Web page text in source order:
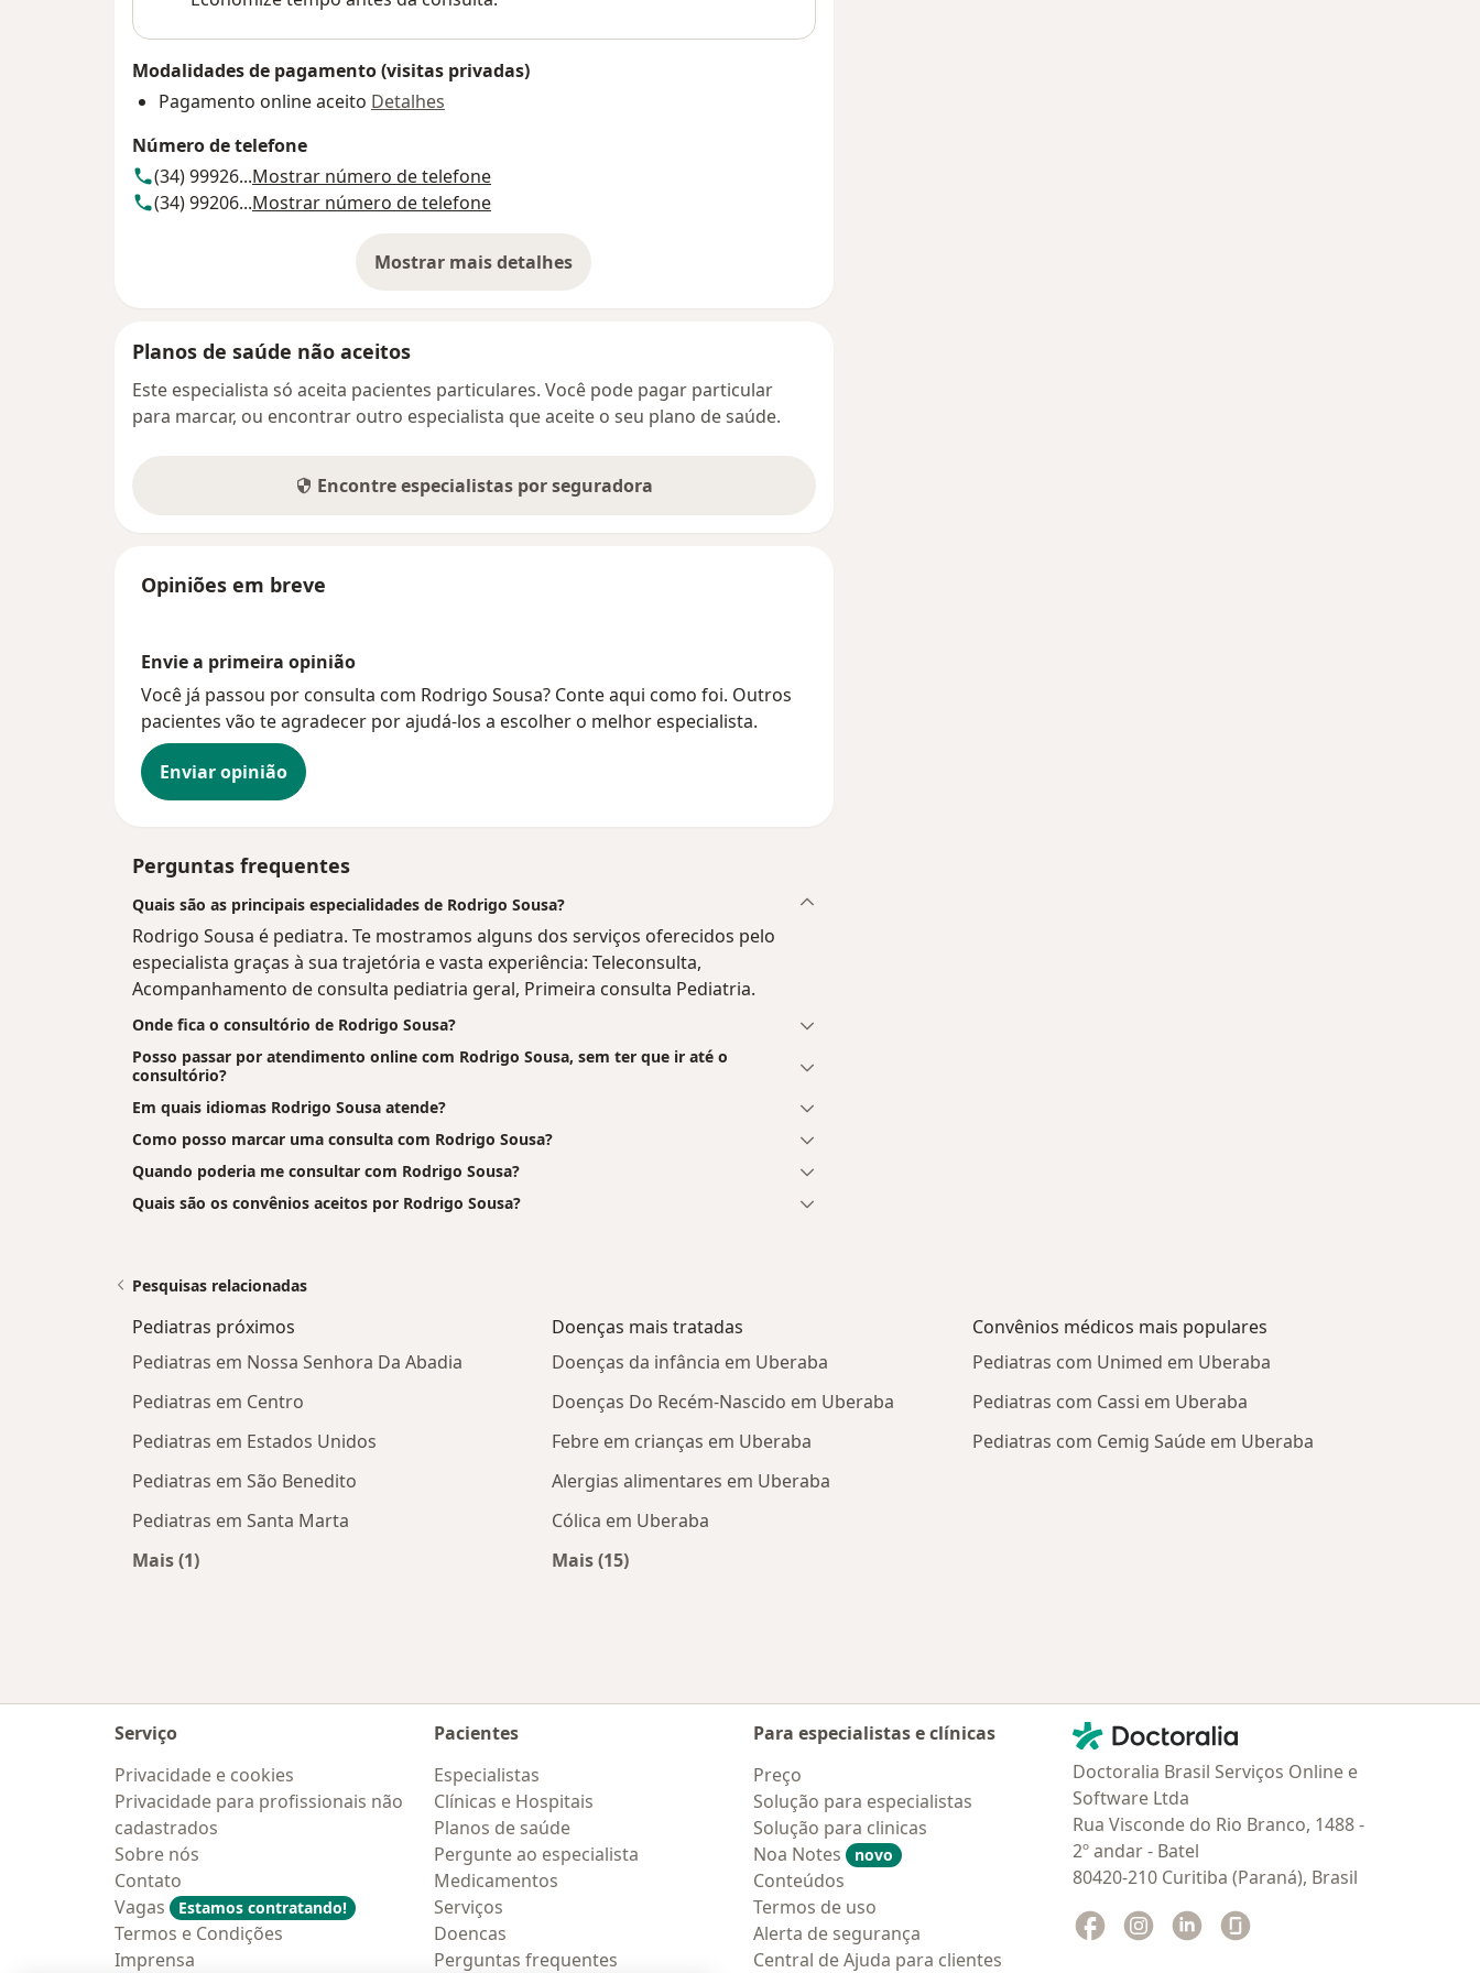
Modalidades de pagamento (visitas privadas)
Pagamento online aceito Detalhes
Número de telefone
(34) 99926...Mostrar número de telefone
(34) 99206...Mostrar número de telefone
Mostrar mais detalhes
sobre o endereço
Planos de saúde não aceitos
Este especialista só aceita pacientes particulares. Você pode pagar particular
para marcar, ou encontrar outro especialista que aceite o seu plano de saúde.
Encontre especialistas por seguradora
Opiniões em breve
Envie a primeira opinião
Você já passou por consulta com Rodrigo Sousa? Conte aqui como foi. Outros
pacientes vão te agradecer por ajudá-los a escolher o melhor especialista.
Enviar opinião
Perguntas frequentes
Quais são as principais especialidades de Rodrigo Sousa?
Rodrigo Sousa é pediatra. Te mostramos alguns dos serviços oferecidos pelo
especialista graças à sua trajetória e vasta experiência: Teleconsulta,
Acompanhamento de consulta pediatria geral, Primeira consulta Pediatria.
Onde fica o consultório de Rodrigo Sousa?
Posso passar por atendimento online com Rodrigo Sousa, sem ter que ir até o
consultório?
Em quais idiomas Rodrigo Sousa atende?
Como posso marcar uma consulta com Rodrigo Sousa?
Quando poderia me consultar com Rodrigo Sousa?
Quais são os convênios aceitos por Rodrigo Sousa?
Pesquisas relacionadas
Pediatras próximos
Pediatras em Nossa Senhora Da Abadia
Pediatras em Centro
Pediatras em Estados Unidos
Pediatras em São Benedito
Pediatras em Santa Marta
Mais (1)
Doenças mais tratadas
Doenças da infância em Uberaba
Doenças Do Recém-Nascido em Uberaba
Febre em crianças em Uberaba
Alergias alimentares em Uberaba
Cólica em Uberaba
Mais (15)
Convênios médicos mais populares
Pediatras com Unimed em Uberaba
Pediatras com Cassi em Uberaba
Pediatras com Cemig Saúde em Uberaba
Serviço
Privacidade e cookies
Privacidade para profissionais não
cadastrados
Sobre nós
Contato
Vagas
Estamos contratando!
Termos e Condições
Imprensa
Pacientes
Especialistas
Clínicas e Hospitais
Planos de saúde
Pergunte ao especialista
Medicamentos
Serviços
Doencas
Perguntas frequentes
Para especialistas e clínicas
Preço
Solução para especialistas
Solução para clinicas
Noa Notes
novo
Conteúdos
Termos de uso
Alerta de segurança
Central de Ajuda para clientes
Contato
Doctoralia - Homepage
Doctoralia Brasil Serviços Online e
Software Ltda
Rua Visconde do Rio Branco, 1488 -
2º andar - Batel
80420-210 Curitiba (Paraná), Brasil
Facebook
abre num novo separador
Instagram
abre num novo separador
Linkedin
abre num novo separador